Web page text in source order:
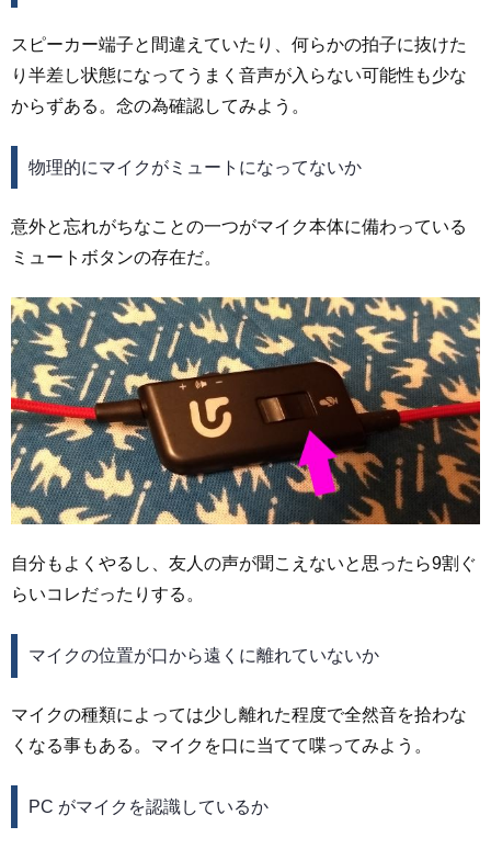
スピーカー端子と間違えていたり、何らかの拍子に抜けた
り半差し状態になってうまく音声が入らない可能性も少な
からずある。念の為確認してみよう。
物理的にマイクがミュートになってないか
意外と忘れがちなことの一つがマイク本体に備わっている
ミュートボタンの存在だ。
自分もよくやるし、友人の声が聞こえないと思ったら9割ぐ
らいコレだったりする。
マイクの位置が口から遠くに離れていないか
マイクの種類によっては少し離れた程度で全然音を拾わな
くなる事もある。マイクを口に当てて喋ってみよう。
PC がマイクを認識しているか